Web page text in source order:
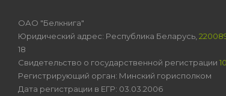
ОАО "Белкнига"
Юридический адрес: Республика Беларусь,
18
Свидетельство о государственной регистрации
Регистрирующий орган: Минский горисполком
Дата регистрации в ЕГР: 03.03.2006